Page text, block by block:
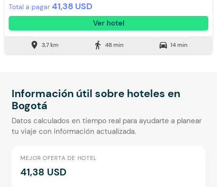
Total a pagar 41,38 USD
Ver hotel
location_on 3,7 km directions_walk 48 min directions_car 14 min
Información útil sobre hoteles en
Bogotá
Datos calculados en tiempo real para ayudarte a planear
tu viaje con información actualizada.
MEJOR OFERTA DE HOTEL
41,38 USD